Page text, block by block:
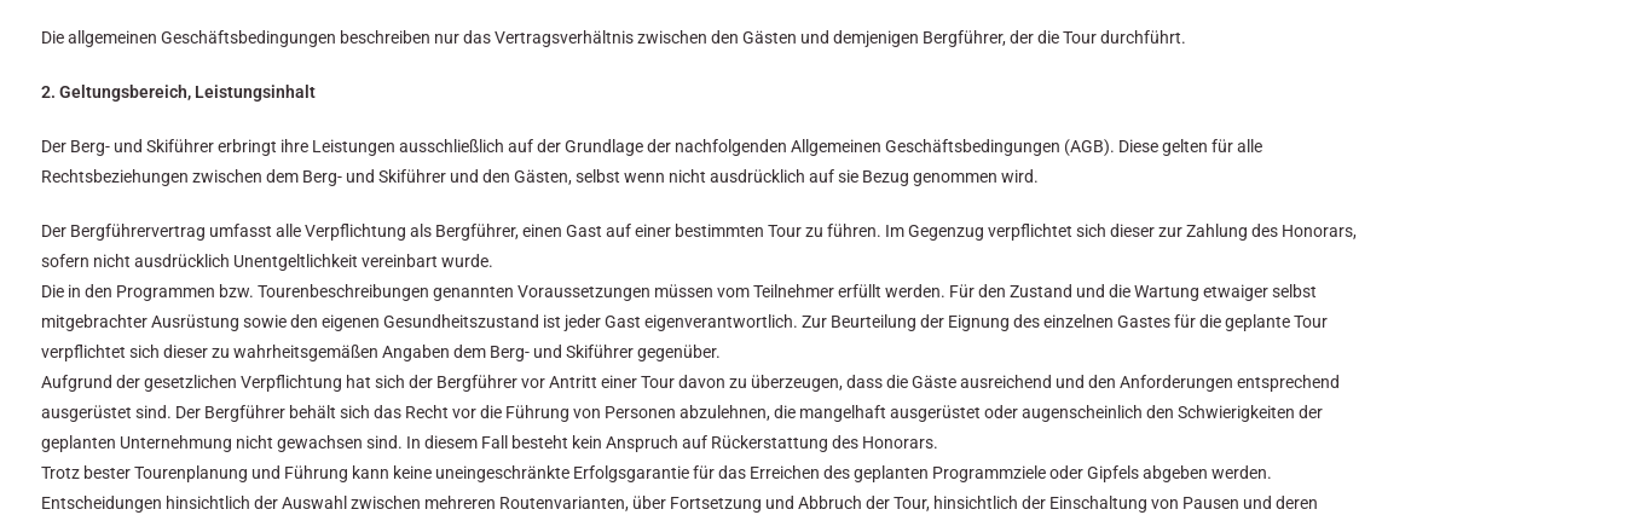
Die allgemeinen Geschäftsbedingungen beschreiben nur das Vertragsverhältnis zwischen den Gästen und demjenigen Bergführer, der die Tour durchführt.
2. Geltungsbereich, Leistungsinhalt
Der Berg- und Skiführer erbringt ihre Leistungen ausschließlich auf der Grundlage der nachfolgenden Allgemeinen Geschäftsbedingungen (AGB). Diese gelten für alle
Rechtsbeziehungen zwischen dem Berg- und Skiführer und den Gästen, selbst wenn nicht ausdrücklich auf sie Bezug genommen wird.
Der Bergführervertrag umfasst alle Verpflichtung als Bergführer, einen Gast auf einer bestimmten Tour zu führen. Im Gegenzug verpflichtet sich dieser zur Zahlung des Honorars,
sofern nicht ausdrücklich Unentgeltlichkeit vereinbart wurde.
Die in den Programmen bzw. Tourenbeschreibungen genannten Voraussetzungen müssen vom Teilnehmer erfüllt werden. Für den Zustand und die Wartung etwaiger selbst
mitgebrachter Ausrüstung sowie den eigenen Gesundheitszustand ist jeder Gast eigenverantwortlich. Zur Beurteilung der Eignung des einzelnen Gastes für die geplante Tour
verpflichtet sich dieser zu wahrheitsgemäßen Angaben dem Berg- und Skiführer gegenüber.
Aufgrund der gesetzlichen Verpflichtung hat sich der Bergführer vor Antritt einer Tour davon zu überzeugen, dass die Gäste ausreichend und den Anforderungen entsprechend
ausgerüstet sind. Der Bergführer behält sich das Recht vor die Führung von Personen abzulehnen, die mangelhaft ausgerüstet oder augenscheinlich den Schwierigkeiten der
geplanten Unternehmung nicht gewachsen sind. In diesem Fall besteht kein Anspruch auf Rückerstattung des Honorars.
Trotz bester Tourenplanung und Führung kann keine uneingeschränkte Erfolgsgarantie für das Erreichen des geplanten Programmziele oder Gipfels abgeben werden.
Entscheidungen hinsichtlich der Auswahl zwischen mehreren Routenvarianten, über Fortsetzung und Abbruch der Tour, hinsichtlich der Einschaltung von Pausen und deren